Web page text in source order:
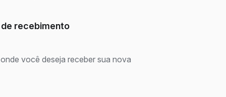
recebimento
você deseja receber sua nova